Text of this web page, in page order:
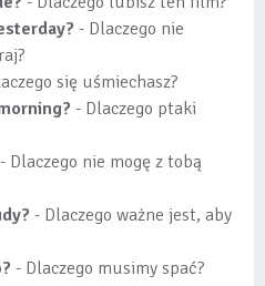
- Dlaczego nie
się uśmiechasz?
- Dlaczego ptaki
- Dlaczego nie mogę z tobą
- Dlaczego ważne jest, aby
- Dlaczego musimy spać?